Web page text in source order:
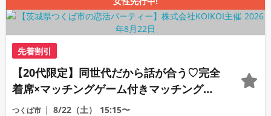
先着割引
【20代限定】同世代だから話が合う♡完全
着席×マッチングゲーム付きマッチングコ
ン
つくば市 8/22（土） 15:15〜